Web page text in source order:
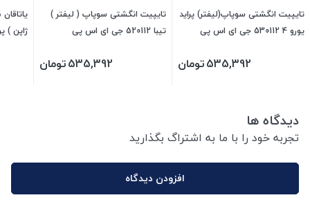
تایپیت انگشتی سوپاپ(لیفتر) پراید
یورو 4 530112 جی ای اس پی
535,392تومان
تایپیت انگشتی سوپاپ ( لیفتر )
تیبا 520112 جی ای اس پی
535,392تومان
ژاپن ) پراید
دیدگاه ها
تجربه خود را با ما به اشتراگ بگذارید
افزودن دیدگاه